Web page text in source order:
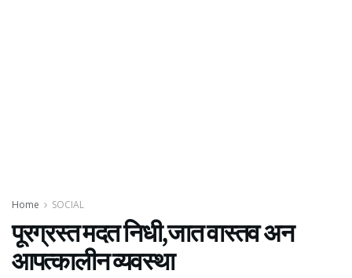
Home SOCIAL
पूरग्रस्त मदत निधी,जात वास्तव अन
आपत्कालीन व्यवस्था